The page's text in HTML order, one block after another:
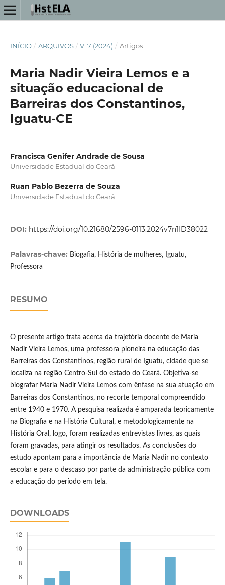
INÍCIO / ARQUIVOS / V. 7 (2024) / Artigos
Maria Nadir Vieira Lemos e a
situação educacional de
Barreiras dos Constantinos,
Iguatu-CE
Francisca Genifer Andrade de Sousa
Universidade Estadual do Ceará
Ruan Pablo Bezerra de Souza
Universidade Estadual do Ceará
DOI: https://doi.org/10.21680/2596-0113.2024v7n1ID38022
Palavras-chave: Biogafia, História de mulheres, Iguatu,
Professora
RESUMO
O presente artigo trata acerca da trajetória docente de Maria
Nadir Vieira Lemos, uma professora pioneira na educação das
Barreiras dos Constantinos, região rural de Iguatu, cidade que se
localiza na região Centro-Sul do estado do Ceará. Objetiva-se
biografar Maria Nadir Vieira Lemos com ênfase na sua atuação em
Barreiras dos Constantinos, no recorte temporal compreendido
entre 1940 e 1970. A pesquisa realizada é amparada teoricamente
na Biografia e na História Cultural, e metodologicamente na
História Oral, logo, foram realizadas entrevistas livres, as quais
foram gravadas, para atingir os resultados. As conclusões do
estudo apontam para a importância de Maria Nadir no contexto
escolar e para o descaso por parte da administração pública com
a educação do período em tela.
DOWNLOADS